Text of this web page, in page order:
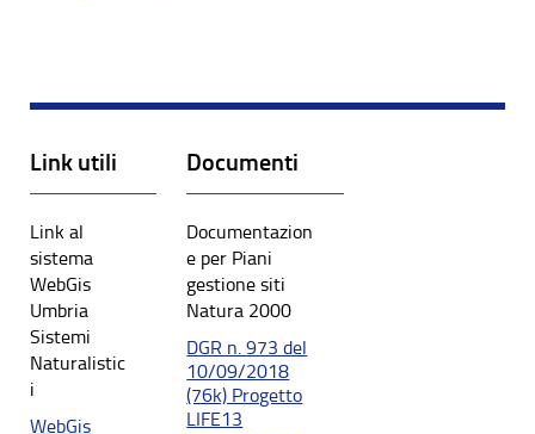
Link utili
Link al
sistema
WebGis
Umbria
Sistemi
Naturalistic
i
WebGis
Documenti
Documentazion
e per Piani
gestione siti
Natura 2000
DGR n. 973 del
10/09/2018
(76k) Progetto
LIFE13